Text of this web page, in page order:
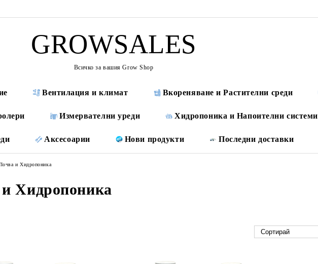
GROWSALES
Всичко за вашия Grow Shop
Вентилация и климат Вкореняване и Растителни среди
Измервателни уреди Хидропоника и Напоителни системи
Аксесоарии Нови продукти Последни доставки
и Хидропоника
Хидропоника